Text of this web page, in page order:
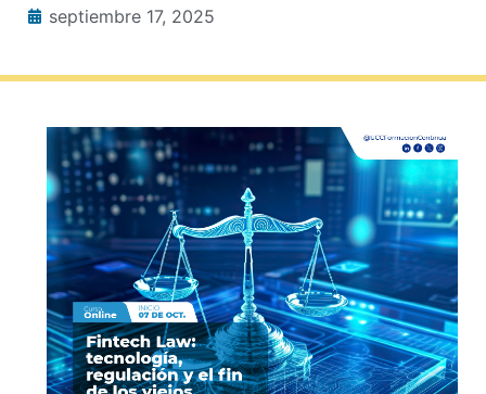
septiembre 17, 2025